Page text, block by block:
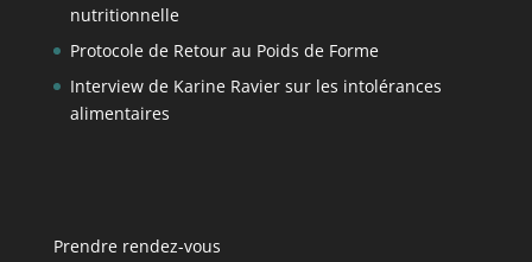
nutritionnelle
Protocole de Retour au Poids de Forme
Interview de Karine Ravier sur les intolérances
alimentaires
Prendre rendez-vous